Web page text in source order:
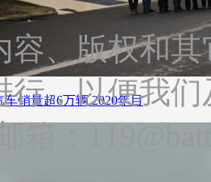
车销量超6万辆 2020年目
容、版权和
行，以便我
箱：